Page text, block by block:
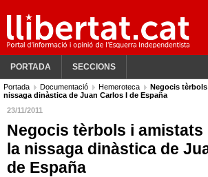
PORTADA SECCIONS
Portada Documentació Hemeroteca
Negocis
nissaga dinàstica de Juan Carlos I de España
23/11/2011
Negocis tèrbols i amistats
la nissaga dinàstica de
de España